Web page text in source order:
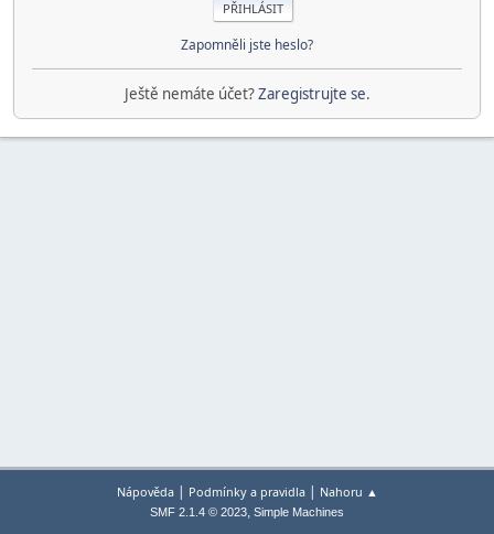
Zapomněli jste heslo?
Ještě nemáte účet?Zaregistrujte se.
Nápověda| Podmínky a pravidla| Nahoru ▲
SMF 2.1.4 © 2023, Simple Machines